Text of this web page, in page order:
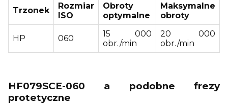
Trzonek
Rozmiar
ISO
Obroty
optymalne
Maksymalne
obroty
HP 060
15 000
obr./min
20 000
obr./min
HF079SCE-060 a podobne frezy
protetyczne